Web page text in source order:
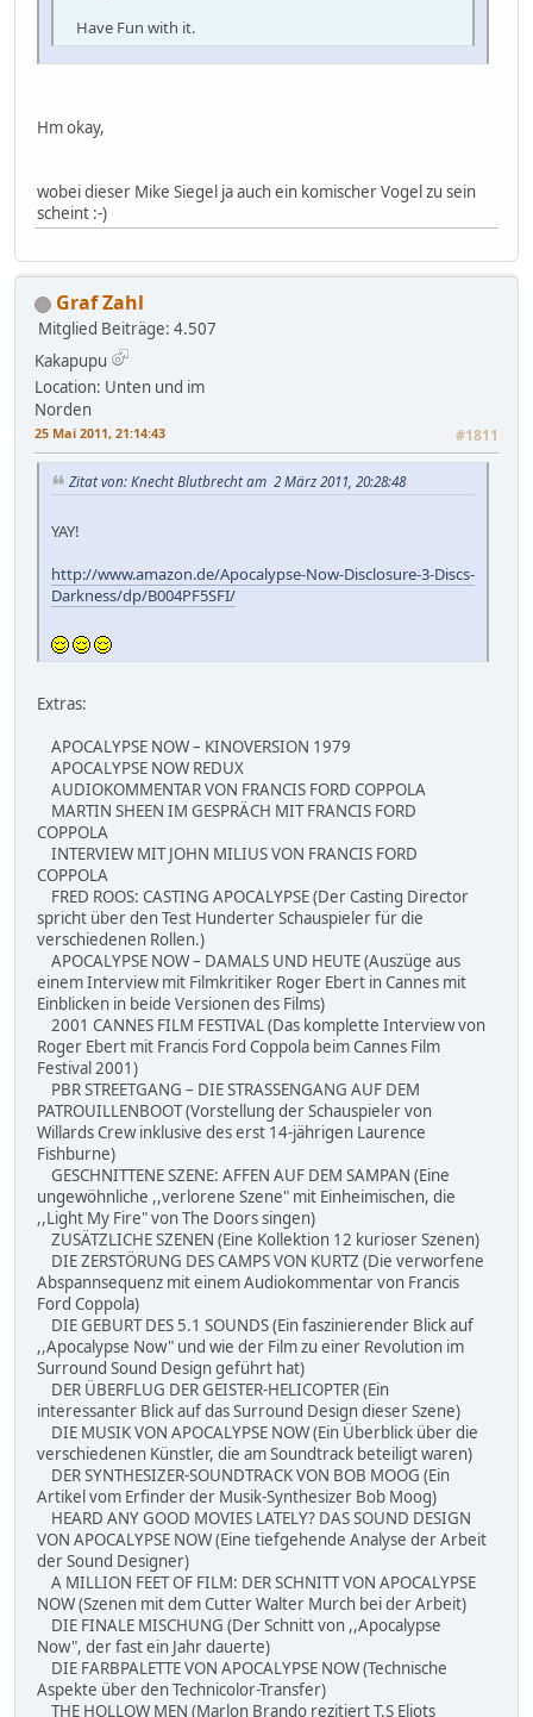
Have Fun with it.
Hm okay,
wobei dieser Mike Siegel ja auch ein komischer Vogel zu sein
scheint :-)
Graf Zahl
Mitglied Beiträge: 4.507
Kakapupu
Location: Unten und im
Norden
25 Mai 2011, 21:14:43 #1811
Zitat von: Knecht Blutbrecht am 2 März 2011, 20:28:48
YAY!
http://www.amazon.de/Apocalypse-Now-Disclosure-3-Discs-
Darkness/dp/B004PF5SFI/
Extras:
APOCALYPSE NOW – KINOVERSION 1979
APOCALYPSE NOW REDUX
AUDIOKOMMENTAR VON FRANCIS FORD COPPOLA
MARTIN SHEEN IM GESPRÄCH MIT FRANCIS FORD
COPPOLA
INTERVIEW MIT JOHN MILIUS VON FRANCIS FORD
COPPOLA
FRED ROOS: CASTING APOCALYPSE (Der Casting Director
spricht über den Test Hunderter Schauspieler für die
verschiedenen Rollen.)
APOCALYPSE NOW – DAMALS UND HEUTE (Auszüge aus
einem Interview mit Filmkritiker Roger Ebert in Cannes mit
Einblicken in beide Versionen des Films)
2001 CANNES FILM FESTIVAL (Das komplette Interview von
Roger Ebert mit Francis Ford Coppola beim Cannes Film
Festival 2001)
PBR STREETGANG – DIE STRASSENGANG AUF DEM
PATROUILLENBOOT (Vorstellung der Schauspieler von
Willards Crew inklusive des erst 14-jährigen Laurence
Fishburne)
GESCHNITTENE SZENE: AFFEN AUF DEM SAMPAN (Eine
ungewöhnliche ,,verlorene Szene" mit Einheimischen, die
,,Light My Fire" von The Doors singen)
ZUSÄTZLICHE SZENEN (Eine Kollektion 12 kurioser Szenen)
DIE ZERSTÖRUNG DES CAMPS VON KURTZ (Die verworfene
Abspannsequenz mit einem Audiokommentar von Francis
Ford Coppola)
DIE GEBURT DES 5.1 SOUNDS (Ein faszinierender Blick auf
,,Apocalypse Now" und wie der Film zu einer Revolution im
Surround Sound Design geführt hat)
DER ÜBERFLUG DER GEISTER-HELICOPTER (Ein
interessanter Blick auf das Surround Design dieser Szene)
DIE MUSIK VON APOCALYPSE NOW (Ein Überblick über die
verschiedenen Künstler, die am Soundtrack beteiligt waren)
DER SYNTHESIZER-SOUNDTRACK VON BOB MOOG (Ein
Artikel vom Erfinder der Musik-Synthesizer Bob Moog)
HEARD ANY GOOD MOVIES LATELY? DAS SOUND DESIGN
VON APOCALYPSE NOW (Eine tiefgehende Analyse der Arbeit
der Sound Designer)
A MILLION FEET OF FILM: DER SCHNITT VON APOCALYPSE
NOW (Szenen mit dem Cutter Walter Murch bei der Arbeit)
DIE FINALE MISCHUNG (Der Schnitt von ,,Apocalypse
Now", der fast ein Jahr dauerte)
DIE FARBPALETTE VON APOCALYPSE NOW (Technische
Aspekte über den Technicolor-Transfer)
THE HOLLOW MEN (Marlon Brando rezitiert T.S Eliots